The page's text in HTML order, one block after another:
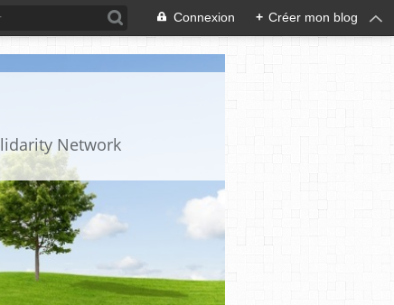
Connexion + Créer mon blog
Network